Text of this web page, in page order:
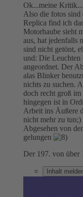
Ok...meine Kritik...
Also die fotos sind
Replica find ich
Motorhaube sieht
aus, hat jedenfalls
sind nicht getönt,
und: Die Leuchten
angeordnet. Der
alas Blinker
nichts zu suchen.
doch recht groß im
hingegen ist in
Arbeit ins Äußere
nicht mehr zu tun;)
Abgesehen von
gelungen
Der 197. von über
Inhalt